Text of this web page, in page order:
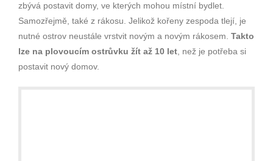
zbývá postavit domy, ve kterých mohou místní bydlet.
Samozřejmě, také z rákosu. Jelikož kořeny zespoda tlejí, je
nutné ostrov neustále vrstvit novým a novým rákosem. Takto
lze na plovoucím ostrůvku žít až 10 let , než je potřeba si
postavit nový domov.